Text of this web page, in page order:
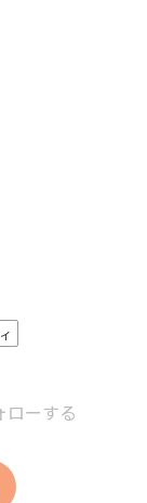
ローする